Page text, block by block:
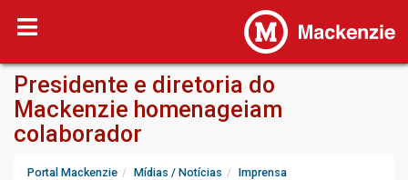
Presidente e diretoria do
Mackenzie homenageiam
colaborador
Portal Mackenzie Mídias / Notícias
Imprensa